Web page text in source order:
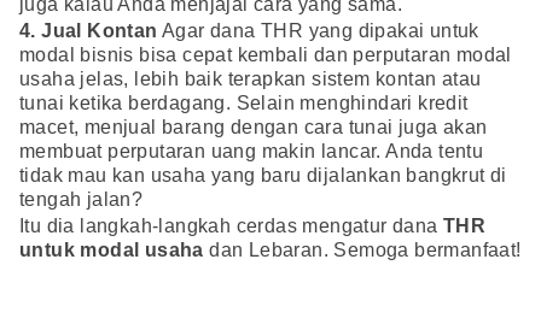
juga kalau Anda menjajal cara yang sama.
4. Jual Kontan Agar dana THR yang dipakai untuk
modal bisnis bisa cepat kembali dan perputaran modal
usaha jelas, lebih baik terapkan sistem kontan atau
tunai ketika berdagang. Selain menghindari kredit
macet, menjual barang dengan cara tunai juga akan
membuat perputaran uang makin lancar. Anda tentu
tidak mau kan usaha yang baru dijalankan bangkrut di
tengah jalan?
Itu dia langkah-langkah cerdas mengatur dana THR
untuk modal usaha dan Lebaran. Semoga bermanfaat!